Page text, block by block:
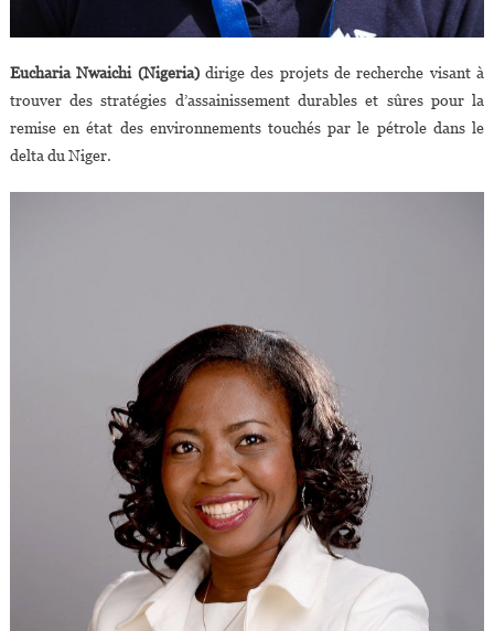
Eucharia Nwaichi (Nigeria)dirige des projets de recherche visant à
trouver des stratégies d’assainissement durables et sûres pour la
remise en état des environnements touchés par le pétrole dans le
delta du Niger.